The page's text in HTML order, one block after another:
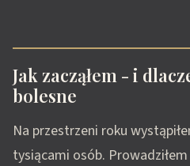
Jak zacząłem - i
bolesne
Na przestrzeni roku
tysiącami osób.